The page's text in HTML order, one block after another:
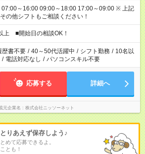
～16:00 09:00～18:00 17:00～09:00 ※ 上記
の他シフトもご相談ください！
上 ■開始日の相談OK！
歴書不要 / 40～50代活躍中 / シフト勤務 / 10名以
/ 電話対応なし / パソコンスキル不要
応募する 詳細へ
元企業名 株式会社ニッソーネット
りあえず保存しよう♪
めて応募できるよ。
とも！